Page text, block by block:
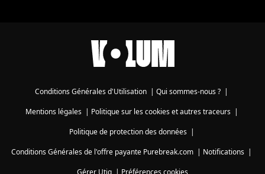
Conditions Générales d'Utilisation | Qui sommes-nous ? |
Mentions légales| Politique sur les cookies et autres traceurs|
Politique de protection des données|
Conditions Générales de l'offre payante Purebreak.com | Notifications |